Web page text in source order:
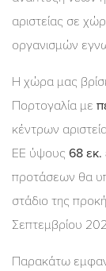
αριστείας σε
οργανισμών
Η χώρα μας
Πορτογαλία με
κέντρων
ΕΕ ύψους 68
προτάσεων θα
στάδιο της
Σεπτεμβρίου
Παρακάτω